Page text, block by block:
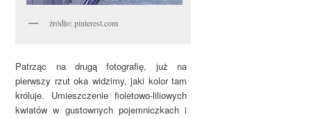
źródło: pinterest.com
Patrząc na drugą fotografię, już na
pierwszy rzut oka widzimy, jaki kolor tam
króluje. Umieszczenie fioletowo-liliowych
kwiatów w gustownych pojemniczkach i